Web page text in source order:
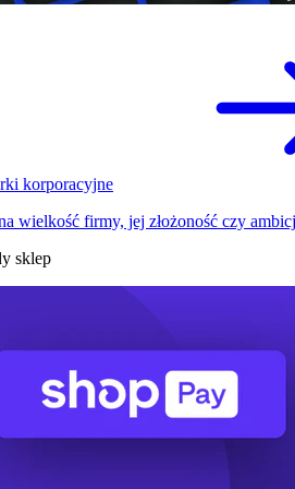
korporacyjne
wielkość firmy, jej złożoność czy
sklep